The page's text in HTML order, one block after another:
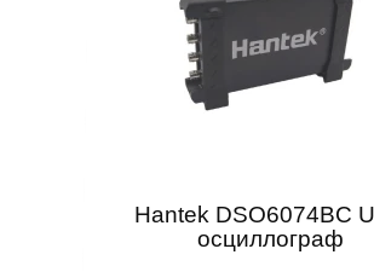
Hantek DSO6074BC
осциллограф